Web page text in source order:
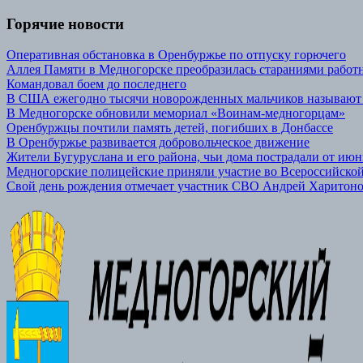
Горячие новости
Оперативная обстановка в Оренбуржье по отпуску горючего
Аллея Памяти в Медногорске преобразилась стараниями
Командовал боем до последнего
В США ежегодно тысячи новорожденных мальчиков
В Медногорске обновили мемориал «Воинам-медногорцам»
Оренбуржцы почтили память детей, погибших в Донбассе
В Оренбуржье развивается добровольческое движение
Жители Бугуруслана и его района, чьи дома пострадали от
Медногорские полицейские приняли участие во
Свой день рождения отмечает участник СВО Андрей